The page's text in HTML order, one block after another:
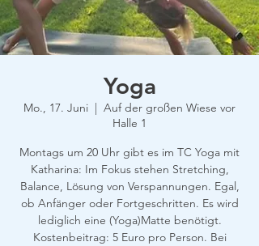
Yoga
Mo., 17. Juni
  |
Auf der großen Wiese vor
Halle 1
Montags um 20 Uhr gibt es im TC Yoga mit
Katharina: Im Fokus stehen Stretching,
Balance, Lösung von Verspannungen. Egal,
ob Anfänger oder Fortgeschritten. Es wird
lediglich eine (Yoga)Matte benötigt.
Kostenbeitrag: 5 Euro pro Person. Bei